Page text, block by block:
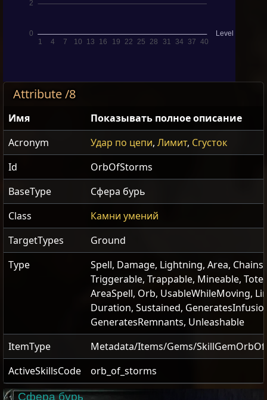
Attribute /8
Имя
Показывать полное описание
Acronym
Удар по цепи, Лимит, Сгусток
Id
OrbOfStorms
BaseType
Сфера бурь
Class
Камни умений
TargetTypes
Ground
Type
Spell, Damage, Lightning, Area, Chains,
Triggerable, Trappable, Mineable,
AreaSpell, Orb, UsableWhileMoving,
Duration, Sustained,
GeneratesRemnants, Unleashable
ItemType
Metadata/Items/Gems/
ActiveSkillsCode
orb_of_storms
Сфера бурь